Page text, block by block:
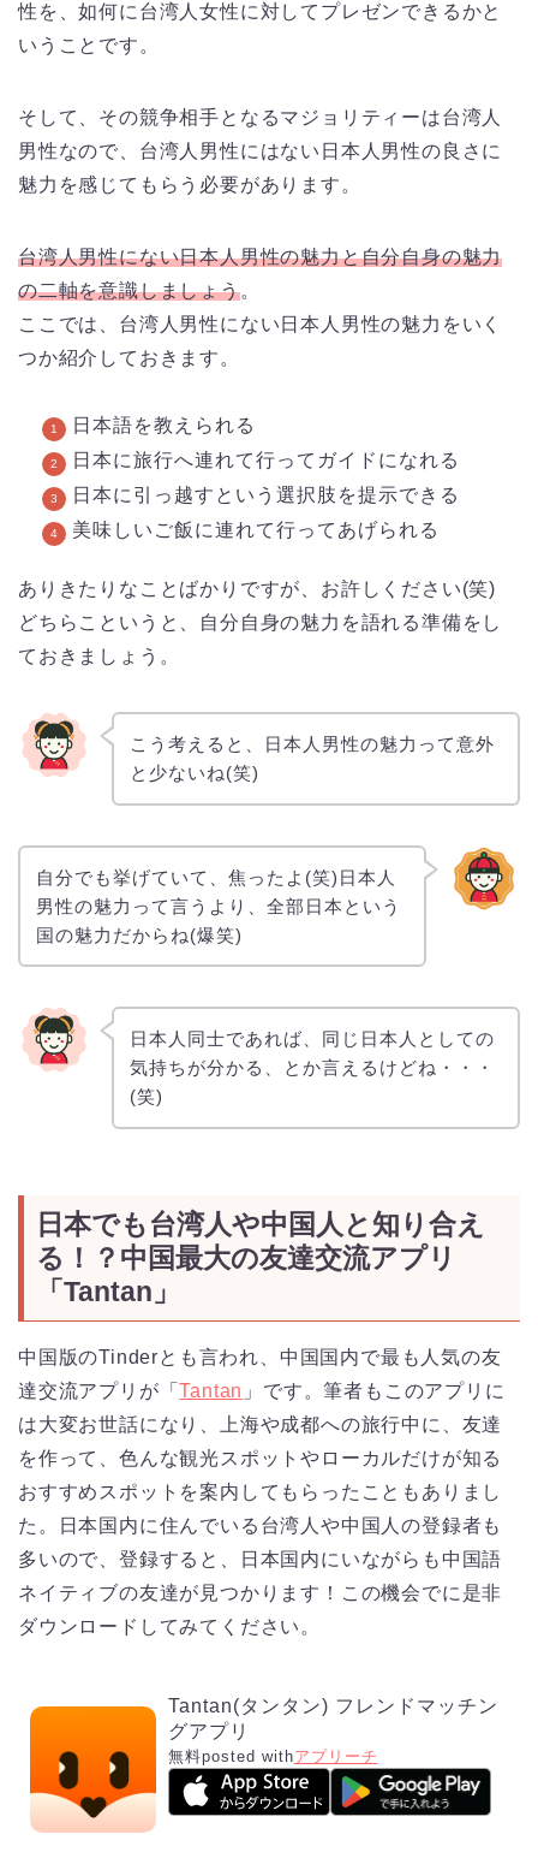
性を、如何に台湾人女性に対してプレゼンできるかと
いうことです。
そして、その競争相手となるマジョリティーは台湾人
男性なので、台湾人男性にはない日本人男性の良さに
魅力を感じてもらう必要があります。
台湾人男性にない日本人男性の魅力と自分自身の魅力
の二軸を意識しましょう。
ここでは、台湾人男性にない日本人男性の魅力をいく
つか紹介しておきます。
日本語を教えられる
日本に旅行へ連れて行ってガイドになれる
日本に引っ越すという選択肢を提示できる
美味しいご飯に連れて行ってあげられる
ありきたりなことばかりですが、お許しください(笑)
どちらこというと、自分自身の魅力を語れる準備をし
ておきましょう。
こう考えると、日本人男性の魅力って意外
と少ないね(笑)
自分でも挙げていて、焦ったよ(笑)日本人
男性の魅力って言うより、全部日本という
国の魅力だからね(爆笑)
日本人同士であれば、同じ日本人としての
気持ちが分かる、とか言えるけどね・・・
(笑)
日本でも台湾人や中国人と知り合え
る！？中国最大の友達交流アプリ
「Tantan」
中国版のTinderとも言われ、中国国内で最も人気の友
達交流アプリが「Tantan 」です。筆者もこのアプリに
は大変お世話になり、上海や成都への旅行中に、友達
を作って、色んな観光スポットやローカルだけが知る
おすすめスポットを案内してもらったこともありまし
た。日本国内に住んでいる台湾人や中国人の登録者も
多いので、登録すると、日本国内にいながらも中国語
ネイティブの友達が見つかります！この機会でに是非
ダウンロードしてみてください。
Tantan(タンタン) フレンドマッチン
グアプリ
無料posted withアプリーチ